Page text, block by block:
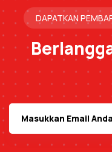
DAPATKAN